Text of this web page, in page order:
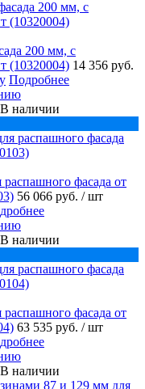
200 мм, с
(10320004) 14 356 руб.
Подробнее
В наличии
фасада от
56 066 руб. / шт
В наличии
фасада от
63 535 руб. / шт
В наличии